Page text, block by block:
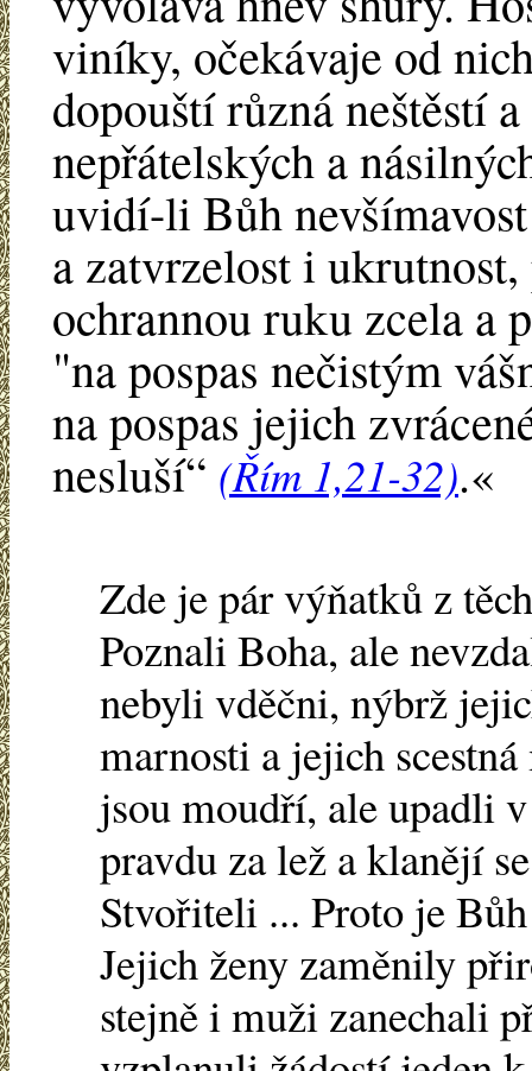
viníky, očekávaje od
dopouští různá neštěstí
nepřátelských a
uvidí-li Bůh
a zatvrzelost i
ochrannou ruku zcela a
"na pospas nečistým
na pospas jejich
nesluší“ (Řím 1,21-32).«
Zde je pár výňatků z
Poznali Boha, ale
nebyli vděčni, nýbrž
marnosti a jejich
jsou moudří, ale upadli
pravdu za lež a klanějí
Stvořiteli ... Proto je
Jejich ženy zaměnily
stejně i muži zanechali